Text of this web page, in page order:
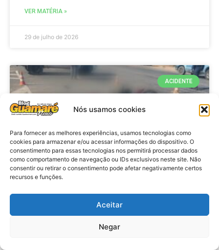
Nós usamos cookies
Para fornecer as melhores experiências, usamos tecnologias como
cookies para armazenar e/ou acessar informações do dispositivo. O
consentimento para essas tecnologias nos permitirá processar dados
como comportamento de navegação ou IDs exclusivos neste site. Não
consentir ou retirar o consentimento pode afetar negativamente certos
recursos e funções.
Aceitar
Negar
VER MATÉRIA »
29 de julho de 2026
ACIDENTE
Acidente: A caminho do trabalho
professora se envolve em
acidente e vai a obito na RN 118
no Alto do Rodrigues, RN